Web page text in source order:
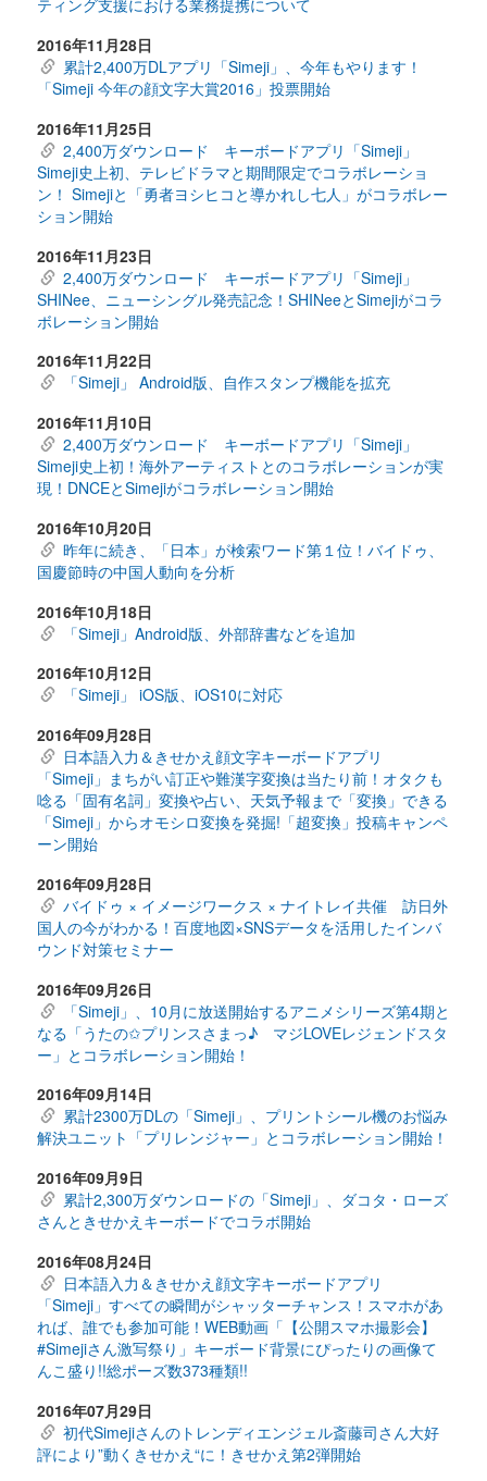
ティング支援における業務提携について
2016年11月28日
累計2,400万DLアプリ「Simeji」、今年もやります！
「Simeji 今年の顔文字大賞2016」投票開始
2016年11月25日
2,400万ダウンロード キーボードアプリ「Simeji」
Simeji史上初、テレビドラマと期間限定でコラボレーショ
ン！ Simejiと「勇者ヨシヒコと導かれし七人」がコラボレー
ション開始
2016年11月23日
2,400万ダウンロード キーボードアプリ「Simeji」
SHINee、ニューシングル発売記念！SHINeeとSimejiがコラ
ボレーション開始
2016年11月22日
「Simeji」 Android版、自作スタンプ機能を拡充
2016年11月10日
2,400万ダウンロード キーボードアプリ「Simeji」
Simeji史上初！海外アーティストとのコラボレーションが実
現！DNCEとSimejiがコラボレーション開始
2016年10月20日
昨年に続き、「日本」が検索ワード第１位！バイドゥ、
国慶節時の中国人動向を分析
2016年10月18日
「Simeji」Android版、外部辞書などを追加
2016年10月12日
「Simeji」 iOS版、iOS10に対応
2016年09月28日
日本語入力＆きせかえ顔文字キーボードアプリ
「Simeji」まちがい訂正や難漢字変換は当たり前！オタクも
唸る「固有名詞」変換や占い、天気予報まで「変換」できる
「Simeji」からオモシロ変換を発掘!「超変換」投稿キャンペ
ーン開始
2016年09月28日
バイドゥ × イメージワークス × ナイトレイ共催 訪日外
国人の今がわかる！百度地図×SNSデータを活用したインバ
ウンド対策セミナー
2016年09月26日
「Simeji」、10月に放送開始するアニメシリーズ第4期と
なる「うたの✩プリンスさまっ♪ マジLOVEレジェンドスタ
ー」とコラボレーション開始！
2016年09月14日
累計2300万DLの「Simeji」、プリントシール機のお悩み
解決ユニット「プリレンジャー」とコラボレーション開始！
2016年09月9日
累計2,300万ダウンロードの「Simeji」、ダコタ・ローズ
さんときせかえキーボードでコラボ開始
2016年08月24日
日本語入力＆きせかえ顔文字キーボードアプリ
「Simeji」すべての瞬間がシャッターチャンス！スマホがあ
れば、誰でも参加可能！WEB動画「【公開スマホ撮影会】
#Simejiさん激写祭り」キーボード背景にぴったりの画像て
んこ盛り!!総ポーズ数373種類!!
2016年07月29日
初代Simejiさんのトレンディエンジェル斎藤司さん大好
評により”動くきせかえ“に！きせかえ第2弾開始